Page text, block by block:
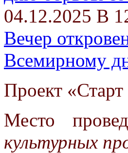
04.12.2025 В
Вечер
Всемирному
Проект
Место
культурных